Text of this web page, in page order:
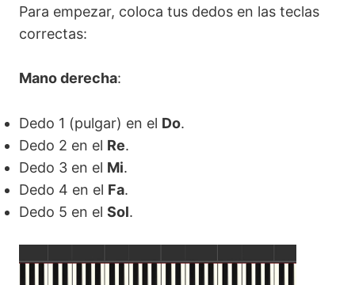
Para empezar, coloca tus dedos en las teclas
correctas:
Mano derecha:
Dedo 1 (pulgar) en el Do.
Dedo 2 en el Re.
Dedo 3 en el Mi.
Dedo 4 en el Fa.
Dedo 5 en el Sol.